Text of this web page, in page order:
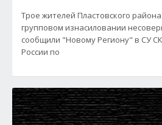
Трое жителей Пластовского
групповом изнасиловании
сообщили "Новому Региону" в СУ
России по